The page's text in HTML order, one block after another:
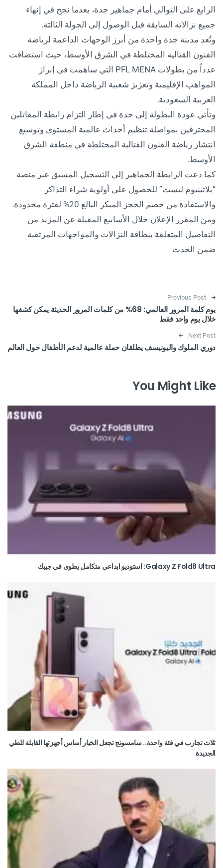
الرابع على التوالي أمام جماهير جدة، بعدما نجح في إنهاء
جميع نزالاته السابقة قبل الوصول إلى الجولة الثالثة.
وتُعد مدينة جدة واحدة من أبرز الوجهات الداعمة لرياضة
الفنون القتالية المختلطة في الشرق الأوسط، حيث استضافت
عدداً من بطولات PFL MENA التي ساهمت في إبراز
المواهب الإقليمية وتعزيز شعبية الرياضة داخل المملكة
العربية السعودية.
وتأتي عودة البطولة إلى جدة في إطار التزام رابطة المقاتلين
المحترفين بمواصلة تنظيم أحداث عالمية المستوى وتوسيع
انتشار رياضة الفنون القتالية المختلطة في منطقة الشرق
الأوسط.
كما دعت الرابطة الجماهير إلى التسجيل المسبق عبر منصة
“بلاتينيوم ليست” للحصول على أولوية شراء التذاكر
والاستفادة من خصم الحجز المبكر البالغ 20% لفترة محدودة.
ومن المقرر الإعلان خلال الأسابيع المقبلة عن المزيد من
التفاصيل المتعلقة ببطاقة النزالات والمواجهات المرتقبة
ضمن الحدث
Post navigation
Previous Post
يوم كلمة المرور العالمي: 68% من كلمات المرور الحديثة يمكن كشفها
خلال يوم واحد فقط
Next Post
دوري الملوك واليونيسف يطلقان حملة عالمية لدعم الأطفال حول العالم
You Might Like
Galaxy Z Fold8 Ultra: استوديو ابداعي متكامل يطوى في جيبك
ثلاث تجارب في فئة واحدة.. سامسونج تجعل الخيار أساس أجهزتها القابلة للطي
الجديدة